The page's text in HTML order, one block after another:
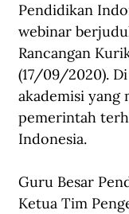
Pendidikan
webinar
Rancangan
(17/09/2020).
akademisi yang
pemerintah
Indonesia.
Guru Besar
Ketua Tim